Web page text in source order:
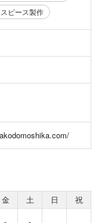
ピース製作
金 土 日
祝